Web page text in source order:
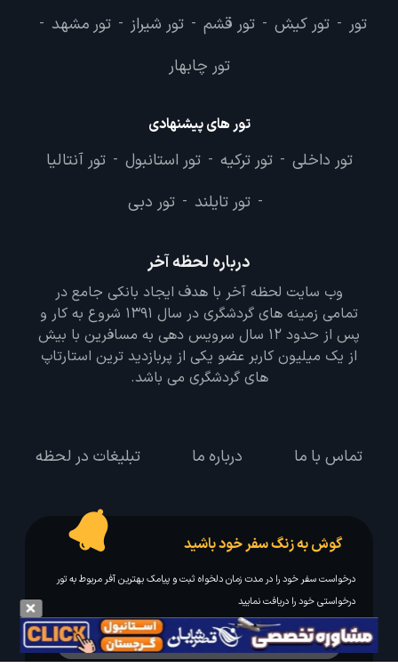
تور - تور کیش - تور قشم - تور شیراز - تور مشهد -
تور چابهار
تور های پیشنهادی
تور داخلی - تور ترکیه - تور استانبول - تور آنتالیا
- تور تایلند - تور دبی
درباره لحظه آخر
وب سایت لحظه آخر با هدف ایجاد بانکی جامع در
تمامی زمینه های گردشگری در سال 1391 شروع به کار و
پس از حدود 12 سال سرویس دهی به مسافرین با بیش
از یک میلیون کاربر عضو یکی از پربازدید ترین استارتاپ
های گردشگری می باشد.
تماس با ما درباره ما تبلیغات در لحظه
گوش به زنگ سفر خود باشید
درخواست سفر خود را در مدت زمان دلخواه ثبت و پیامک بهترین آفر مربوط به تور
درخواستی خود را دریافت نمایید